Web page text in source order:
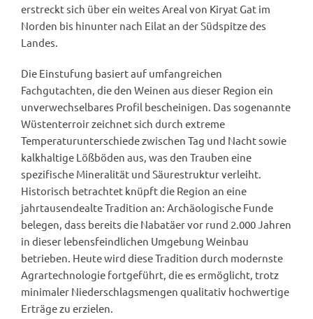
erstreckt sich über ein weites Areal von Kiryat Gat im
Norden bis hinunter nach Eilat an der Südspitze des
Landes.
Die Einstufung basiert auf umfangreichen
Fachgutachten, die den Weinen aus dieser Region ein
unverwechselbares Profil bescheinigen. Das sogenannte
Wüstenterroir zeichnet sich durch extreme
Temperaturunterschiede zwischen Tag und Nacht sowie
kalkhaltige Lößböden aus, was den Trauben eine
spezifische Mineralität und Säurestruktur verleiht.
Historisch betrachtet knüpft die Region an eine
jahrtausendealte Tradition an: Archäologische Funde
belegen, dass bereits die Nabatäer vor rund 2.000 Jahren
in dieser lebensfeindlichen Umgebung Weinbau
betrieben. Heute wird diese Tradition durch modernste
Agrartechnologie fortgeführt, die es ermöglicht, trotz
minimaler Niederschlagsmengen qualitativ hochwertige
Erträge zu erzielen.